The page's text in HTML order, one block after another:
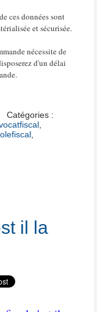
ces données sont
et sécurisée.
nécessite de
d'un délai
Catégories :
il la